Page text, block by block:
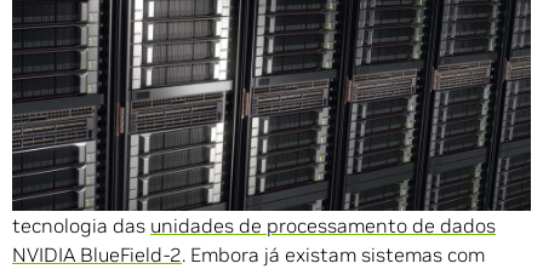
Na COMPUTEX 2021, diversos grandes fabricantes de
servidores do mundo anunciaram novos sistemas com a
tecnologia das unidades de processamento de dados
NVIDIA BlueField-2. Embora já existam sistemas com